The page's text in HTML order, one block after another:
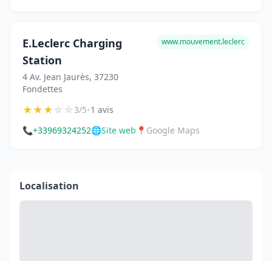
E.Leclerc Charging
Station
4 Av. Jean Jaurès, 37230
Fondettes
www.mouvement.leclerc
★★★☆☆3/5•1 avis
📞+33969324252🌐Site web 📍 Google Maps
Localisation